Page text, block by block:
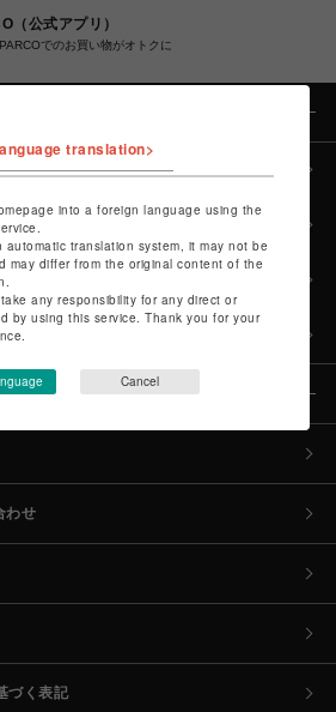
（公式アプリ）
でのお買い物がオトクに
わせ
づく表記
translation>
into a foreign language using the
automatic translation system, it may not be
may differ from the original content of the
any responsibility for any direct or
by using this service. Thank you for your
Cancel